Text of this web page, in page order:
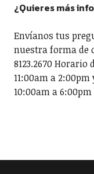
¿Quieres más
Envíanos tus
nuestra forma de
8123.2670 Horario
11:00am a
10:00am a 6:00pm